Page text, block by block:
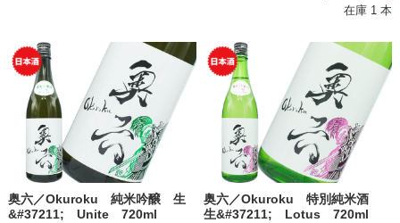
在庫 1 本
奥六／Okuroku 純米吟醸 生
&#37211; Unite 720ml
奥六／Okuroku 特別純米酒
生&#37211; Lotus 720ml